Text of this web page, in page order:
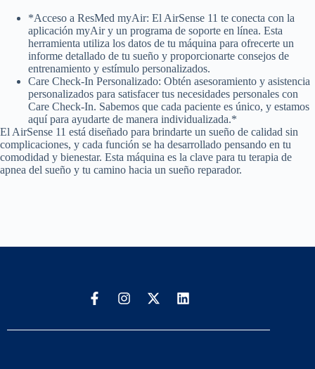
*Acceso a ResMed myAir: El AirSense 11 te conecta con la
aplicación myAir y un programa de soporte en línea. Esta
herramienta utiliza los datos de tu máquina para ofrecerte un
informe detallado de tu sueño y proporcionarte consejos de
entrenamiento y estímulo personalizados.
Care Check-In Personalizado: Obtén asesoramiento y asistencia
personalizados para satisfacer tus necesidades personales con
Care Check-In. Sabemos que cada paciente es único, y estamos
aquí para ayudarte de manera individualizada.*
El AirSense 11 está diseñado para brindarte un sueño de calidad sin
complicaciones, y cada función se ha desarrollado pensando en tu
comodidad y bienestar. Esta máquina es la clave para tu terapia de
apnea del sueño y tu camino hacia un sueño reparador.